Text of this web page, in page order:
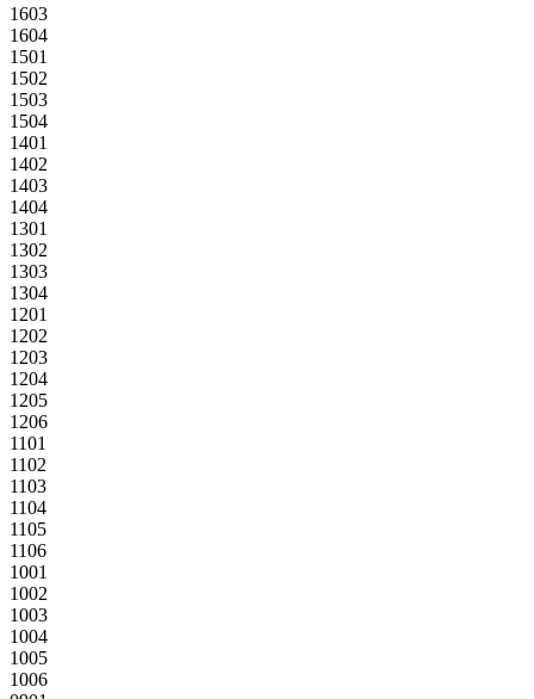
1603
1604
1501
1502
1503
1504
1401
1402
1403
1404
1301
1302
1303
1304
1201
1202
1203
1204
1205
1206
1101
1102
1103
1104
1105
1106
1001
1002
1003
1004
1005
1006